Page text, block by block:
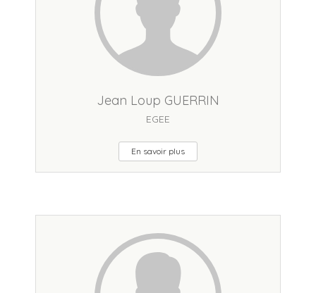
Jean Loup GUERRIN
EGEE
En savoir plus